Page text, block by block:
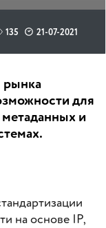
135 21-07-2021
рынка
для
и
на основе IP,